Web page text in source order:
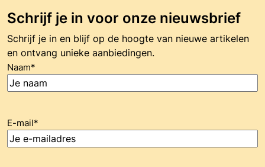
Schrijf je in voor onze nieuwsbrief
Schrijf je in en blijf op de hoogte van nieuwe artikelen
en ontvang unieke aanbiedingen.
Naam*
E-mail*